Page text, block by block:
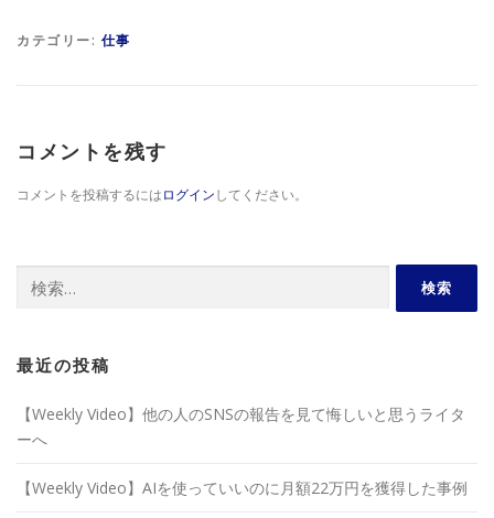
カテゴリー: 仕事
コメントを残す
コメントを投稿するにはログインしてください。
索:
最近の投稿
【Weekly Video】他の人のSNSの報告を見て悔しいと思うライタ
ーへ
【Weekly Video】AIを使っていいのに月額22万円を獲得した事例